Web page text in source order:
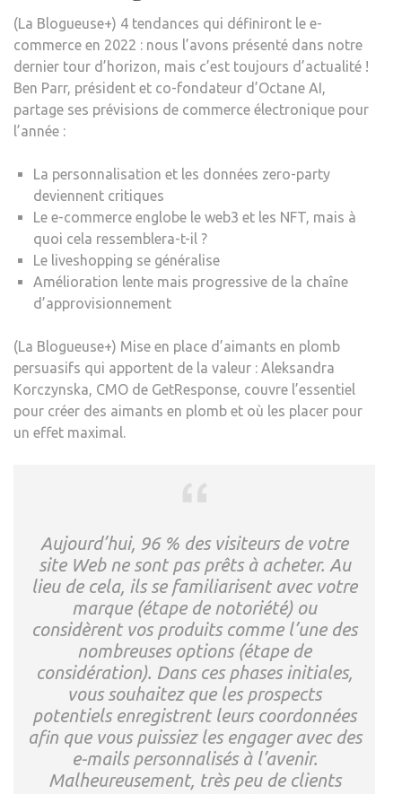
(La Blogueuse+) 4 tendances qui définiront le e-
commerce en 2022 : nous l’avons présenté dans notre
dernier tour d’horizon, mais c’est toujours d’actualité !
Ben Parr, président et co-fondateur d’Octane AI,
partage ses prévisions de commerce électronique pour
l’année :
La personnalisation et les données zero-party
deviennent critiques
Le e-commerce englobe le web3 et les NFT, mais à
quoi cela ressemblera-t-il ?
Le liveshopping se généralise
Amélioration lente mais progressive de la chaîne
d’approvisionnement
(La Blogueuse+) Mise en place d’aimants en plomb
persuasifs qui apportent de la valeur : Aleksandra
Korczynska, CMO de GetResponse, couvre l’essentiel
pour créer des aimants en plomb et où les placer pour
un effet maximal.
Aujourd’hui, 96 % des visiteurs de votre
site Web ne sont pas prêts à acheter. Au
lieu de cela, ils se familiarisent avec votre
marque (étape de notoriété) ou
considèrent vos produits comme l’une des
nombreuses options (étape de
considération). Dans ces phases initiales,
vous souhaitez que les prospects
potentiels enregistrent leurs coordonnées
afin que vous puissiez les engager avec des
e-mails personnalisés à l’avenir.
Malheureusement, très peu de clients